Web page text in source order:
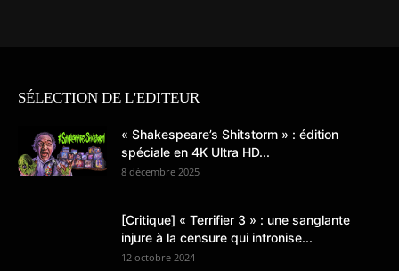
SÉLECTION DE L'EDITEUR
« Shakespeare’s Shitstorm » : édition
spéciale en 4K Ultra HD...
8 décembre 2025
[Critique] « Terrifier 3 » : une sanglante
injure à la censure qui intronise...
12 octobre 2024